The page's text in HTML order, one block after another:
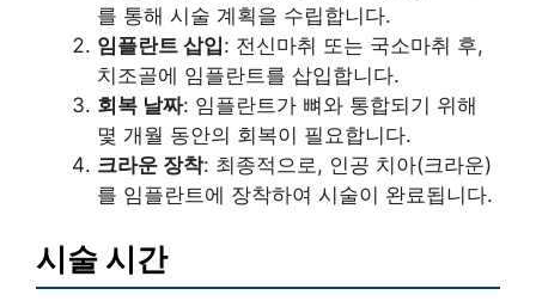
를 통해 시술 계획을 수립합니다.
임플란트 삽입: 전신마취 또는 국소마취 후,
치조골에 임플란트를 삽입합니다.
회복 날짜: 임플란트가 뼈와 통합되기 위해
몇 개월 동안의 회복이 필요합니다.
크라운 장착: 최종적으로, 인공 치아(크라운)
를 임플란트에 장착하여 시술이 완료됩니다.
시술 시간